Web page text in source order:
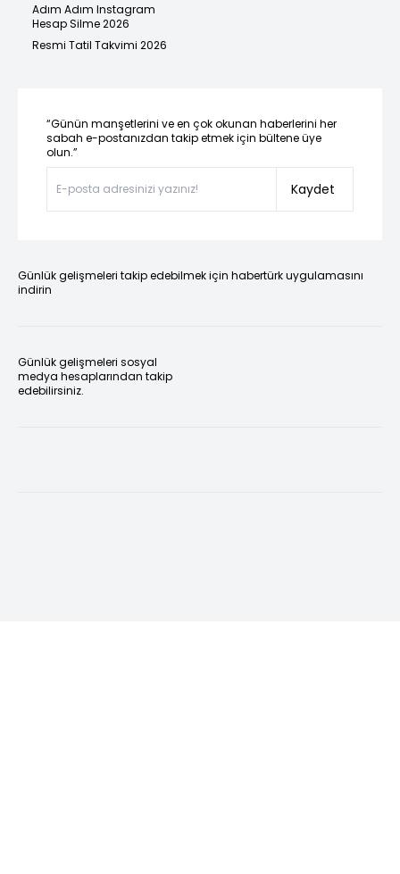
Adım Adım Instagram
Hesap Silme 2026
Resmi Tatil Takvimi 2026
“Günün manşetlerini ve en çok okunan haberlerini her
sabah e-postanızdan takip etmek için bültene üye
olun.”
Kaydet
Günlük gelişmeleri takip edebilmek için habertürk uygulamasını
indirin
Günlük gelişmeleri sosyal
medya hesaplarından takip
edebilirsiniz.